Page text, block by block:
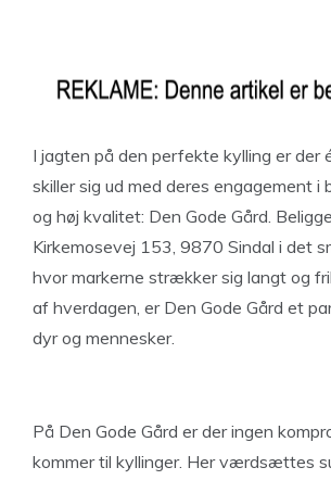
I jagten på den perfekte kylling er der
skiller sig ud med deres engagement
og høj kvalitet: Den Gode Gård.
Kirkemosevej 153, 9870 Sindal i det
hvor markerne strækker sig langt og
af hverdagen, er Den Gode Gård et
dyr og mennesker.
På Den Gode Gård er der ingen
kommer til kyllinger. Her værdsættes